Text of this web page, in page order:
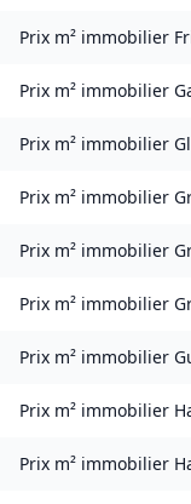
Prix m² immobilier
Prix m² immobilier
Prix m² immobilier
Prix m² immobilier
Prix m² immobilier
Prix m² immobilier
Prix m² immobilier
Prix m² immobilier
Prix m² immobilier